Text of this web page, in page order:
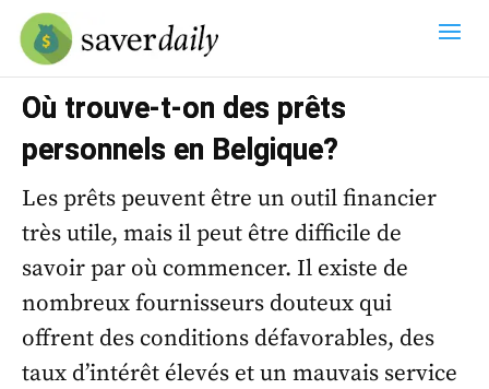
Où trouve-t-on des prêts
personnels en Belgique?
Les prêts peuvent être un outil financier
très utile, mais il peut être difficile de
savoir par où commencer. Il existe de
nombreux fournisseurs douteux qui
offrent des conditions défavorables, des
taux d’intérêt élevés et un mauvais service